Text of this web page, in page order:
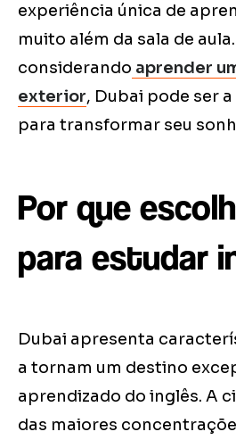
experiência única de
muito além da sala de
considerando aprender
exterior, Dubai pode ser
para transformar seu
Por que
para estudar
Dubai apresenta
a tornam um destino
aprendizado do inglês. A
das maiores